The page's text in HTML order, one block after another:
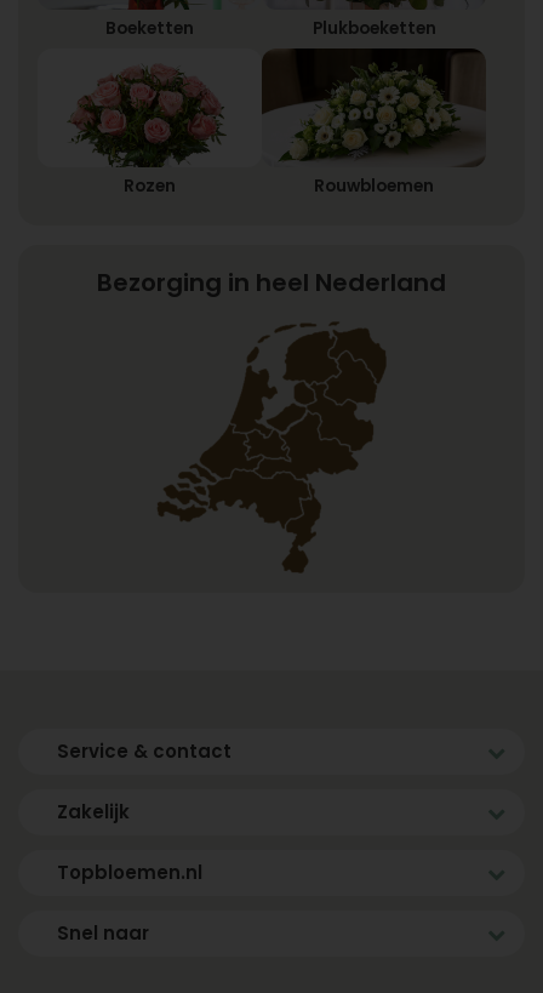
Boeketten Plukboeketten
Rozen Rouwbloemen
Bezorging in heel Nederland
Service & contact
Zakelijk
Topbloemen.nl
Snel naar